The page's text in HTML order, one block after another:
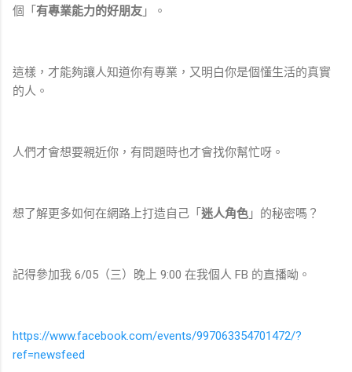
個「 有專業能力的好朋友 」。
這樣，才能夠讓人知道你有專業，又明白你是個懂生活的真實
的人。
人們才會想要親近你，有問題時也才會找你幫忙呀。
想了解更多如何在網路上打造自己「 迷人角色 」的秘密嗎？
記得參加我 6/05（三）晚上 9:00 在我個人 FB 的直播呦。
https://www.facebook.com/events/997063354701472/?
ref=newsfeed